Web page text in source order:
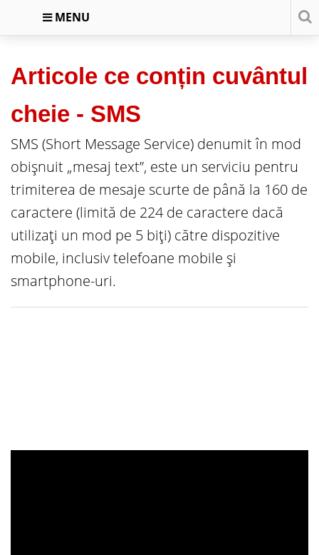
MENU
Articole ce conțin cuvântul
cheie - SMS
SMS (Short Message Service) denumit în mod
obișnuit „mesaj text”, este un serviciu pentru
trimiterea de mesaje scurte de până la 160 de
caractere (limită de 224 de caractere dacă
utilizați un mod pe 5 biți) către dispozitive
mobile, inclusiv telefoane mobile și
smartphone-uri.